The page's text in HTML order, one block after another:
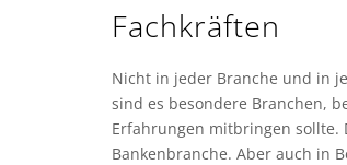
Fachkräften
Nicht in jeder Branche und in
sind es besondere Branchen,
Erfahrungen mitbringen sollte.
Bankenbranche. Aber auch in